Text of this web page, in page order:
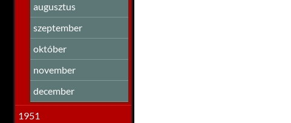
augusztus
szeptember
október
november
december
1951